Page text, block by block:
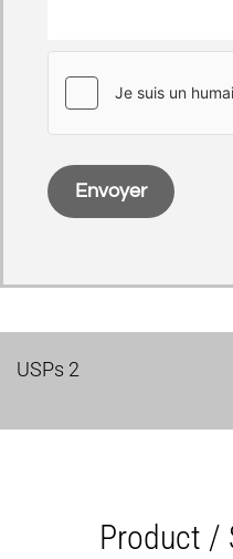
USPs 2
Product /